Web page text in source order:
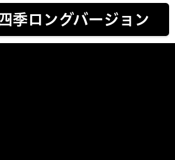
季ロングバージョン